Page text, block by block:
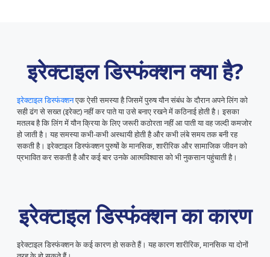
इरेक्टाइल डिस्फंक्शन क्या है?
इरेक्टाइल डिस्फंक्शनएक ऐसी समस्या है जिसमें पुरुष यौन संबंध के दौरान अपने लिंग को
सही ढंग से सख्त (इरेक्ट) नहीं कर पाते या उसे बनाए रखने में कठिनाई होती है। इसका
मतलब है कि लिंग में यौन क्रिया के लिए जरूरी कठोरता नहीं आ पाती या वह जल्दी कमजोर
हो जाती है। यह समस्या कभी-कभी अस्थायी होती है और कभी लंबे समय तक बनी रह
सकती है। इरेक्टाइल डिस्फंक्शन पुरुषों के मानसिक, शारीरिक और सामाजिक जीवन को
प्रभावित कर सकती है और कई बार उनके आत्मविश्वास को भी नुकसान पहुंचाती है।
इरेक्टाइल डिस्फंक्शन का कारण
इरेक्टाइल डिस्फंक्शन के कई कारण हो सकते हैं। यह कारण शारीरिक, मानसिक या दोनों